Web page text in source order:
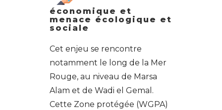
économique et
menace écologique et
sociale
Cet enjeu se rencontre
notamment le long de la Mer
Rouge, au niveau de Marsa
Alam et de Wadi el Gemal.
Cette Zone protégée (WGPA)